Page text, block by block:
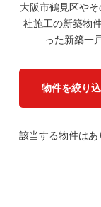
大阪市鶴見区や
社施工の新築物
った新築一
物件を絞り
該当する物件はあ